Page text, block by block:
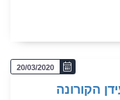
20/03/2020
הקורונה